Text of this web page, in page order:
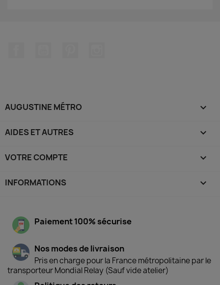
AUGUSTINE MÉTRO 
AIDES ET AUTRES 
VOTRE COMPTE 
INFORMATIONS keyboard_arrow_down
Paiement 100% sécurise
Nos modes de livraison
Pris en charge pour la France métropolitaine par le
transporteur Mondial Relay (Sauf vide atelier)